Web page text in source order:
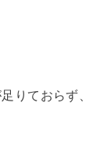
りておらず、